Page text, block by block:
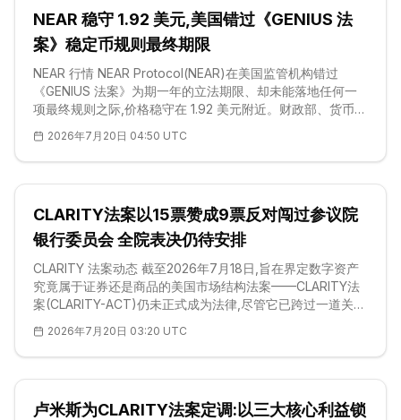
NEAR 稳守 1.92 美元,美国错过《GENIUS 法
案》稳定币规则最终期限
NEAR 行情 NEAR Protocol(NEAR)在美国监管机构错过
《GENIUS 法案》为期一年的立法期限、却未能落地任何一
项最终规则之际,价格稳守在 1.92 美元附近。财政部、货币监
用合作社管理局(NCUA)这五家联邦机构,在 7 月 18 日截止日
到来时,核心的稳定币实施细则仍停留在草案阶段。这一空档
使得发行方只能对着尚未定稿的草稿搭建合规框架,也让每一
2026年7月20日 04:50 UTC
CLARITY法案以15票赞成9票反对闯过参议院
银行委员会 全院表决仍待安排
CLARITY 法案动态 截至2026年7月18日,旨在界定数字资产
究竟属于证券还是商品的美国市场结构法案——CLARITY法
案(CLARITY-ACT)仍未正式成为法律,尽管它已跨过一道关键
成、9票反对通过了一份修订版本;而在更早的2025年7月,众
议院已通过对应的H.R.3633议案。目前该法案摆在参议院全
院面前,但尚未排定正式的全院表决日程。以我们对立法日程
仍在进行——它更像一部处于中段的法案,而非一部即将落地
2026年7月20日 03:20 UTC
卢米斯为CLARITY法案定调:以三大核心利益锁